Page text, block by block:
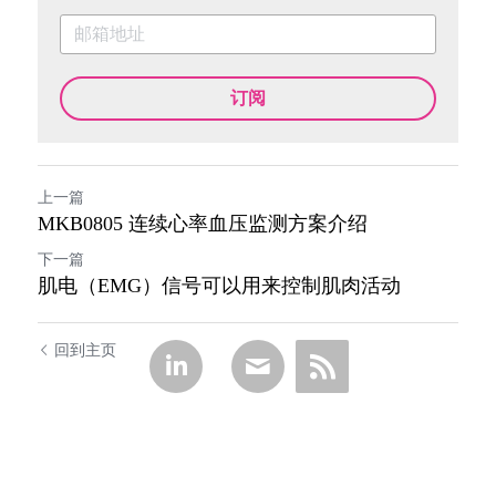
订阅
上一篇
MKB0805 连续心率血压监测方案介绍
下一篇
肌电（EMG）信号可以用来控制肌肉活动
回到主页